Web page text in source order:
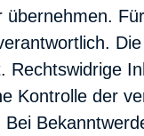
Kontrolle der